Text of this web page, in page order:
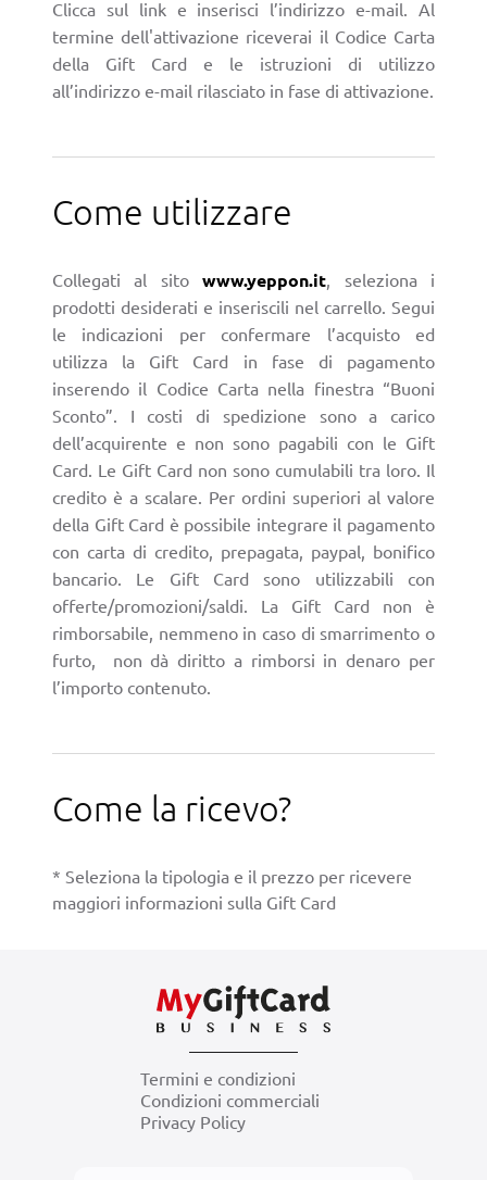
Clicca sul link e inserisci l’indirizzo e-mail. Al
termine dell'attivazione riceverai il Codice Carta
della Gift Card e le istruzioni di utilizzo
all’indirizzo e-mail rilasciato in fase di attivazione.
Come utilizzare
Collegati al sitowww.yeppon.it , seleziona i
prodotti desiderati e inseriscili nel carrello. Segui
le indicazioni per confermare l’acquisto ed
utilizza la Gift Card in fase di pagamento
inserendo il Codice Carta nella finestra “Buoni
Sconto”. I costi di spedizione sono a carico
dell’acquirente e non sono pagabili con le Gift
Card. Le Gift Card non sono cumulabili tra loro. Il
credito è a scalare. Per ordini superiori al valore
della Gift Card è possibile integrare il pagamento
con carta di credito, prepagata, paypal, bonifico
bancario. Le Gift Card sono utilizzabili con
offerte/promozioni/saldi. La Gift Card non è
rimborsabile, nemmeno in caso di smarrimento o
furto, non dà diritto a rimborsi in denaro per
l’importo contenuto.
Come la ricevo?
* Seleziona la tipologia e il prezzo per ricevere
maggiori informazioni sulla Gift Card
Termini e condizioni
Condizioni commerciali
Privacy Policy